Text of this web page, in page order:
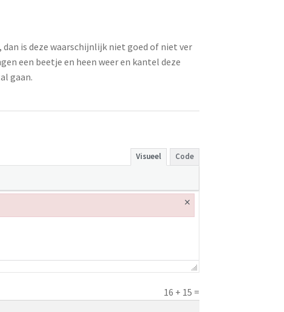
is deze waarschijnlijk niet goed of niet ver
een beetje en heen weer en kantel deze
gaan.
Visueel Code
16 + 15 =
×